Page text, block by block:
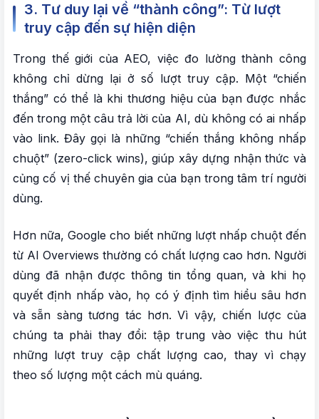
3. Tư duy lại về “thành công”: Từ lượt
truy cập đến sự hiện diện
Trong thế giới của AEO, việc đo lường thành công
không chỉ dừng lại ở số lượt truy cập. Một “chiến
thắng” có thể là khi thương hiệu của bạn được nhắc
đến trong một câu trả lời của AI, dù không có ai nhấp
vào link. Đây gọi là những “chiến thắng không nhấp
chuột” (zero-click wins), giúp xây dựng nhận thức và
củng cố vị thế chuyên gia của bạn trong tâm trí người
dùng.
Hơn nữa, Google cho biết những lượt nhấp chuột đến
từ AI Overviews thường có chất lượng cao hơn. Người
dùng đã nhận được thông tin tổng quan, và khi họ
quyết định nhấp vào, họ có ý định tìm hiểu sâu hơn
và sẵn sàng tương tác hơn. Vì vậy, chiến lược của
chúng ta phải thay đổi: tập trung vào việc thu hút
những lượt truy cập chất lượng cao, thay vì chạy
theo số lượng một cách mù quáng.